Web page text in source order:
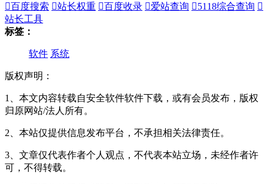
百度搜索 站长权重 百度收录 爱站查询 5118综合查询 
站长工具
标签：
软件 系统
版权声明：
1、本文内容转载自安全软件软件下载，或有会员发布，版权
归原网站/法人所有。
2、本站仅提供信息发布平台，不承担相关法律责任。
3、文章仅代表作者个人观点，不代表本站立场，未经作者许
可，不得转载。